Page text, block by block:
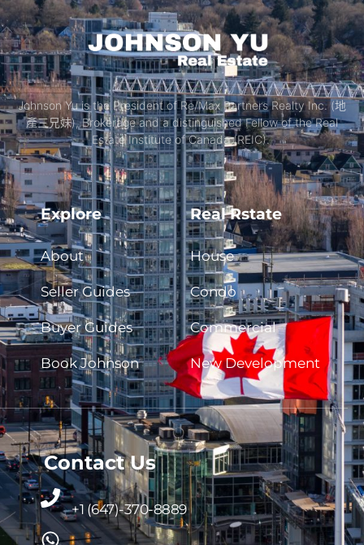
Johnson Yu is the President of Re/Max Partners Realty Inc. (地
產三兄妹), Brokerage and a distinguished Fellow of the Real
Estate Institute of Canada (REIC).
Explore
About
Seller Guides
Buyer Guides
Book Johnson
Real Rstate
House
Condo
Commercial
New Development
Contact Us
+1 (647)-370-8889